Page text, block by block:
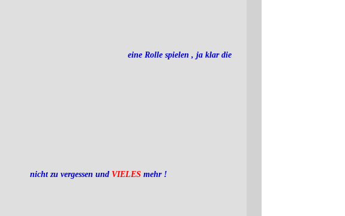
eine Rolle spielen , ja klar die
nicht zu vergessen und VIELES mehr !